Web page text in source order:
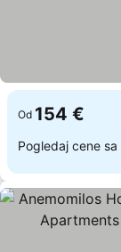
Od 154 €
Pogledaj cene sa